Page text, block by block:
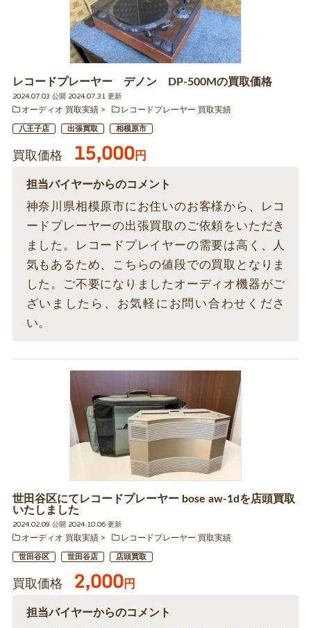
レコードプレーヤー デノン DP-500Mの買取価格
2024.07.03 公開 2024.07.31 更新
オーディオ 買取実績
レコードプレーヤー 買取実績
八王子店 出張買取 相模原市
買取価格 15,000円
担当バイヤーからのコメント
神奈川県相模原市にお住いのお客様から、レコ
ードプレーヤーの出張買取のご依頼をいただき
ました。レコードプレイヤーの需要は高く、人
気もあるため、こちらの値段での買取となりま
した。ご不要になりましたオーディオ機器がご
ざいましたら、お気軽にお問い合わせくださ
い。
世田谷区にてレコードプレーヤー bose aw-1dを店頭買取
いたしました
2024.02.09 公開 2024.10.06 更新
オーディオ 買取実績
レコードプレーヤー 買取実績
世田谷区 世田谷店 店頭買取
買取価格 2,000円
担当バイヤーからのコメント